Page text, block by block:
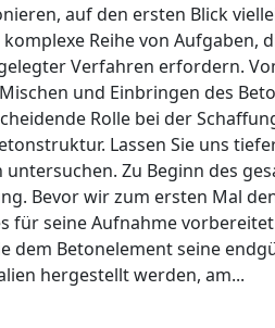
auf den ersten Blick
komplexe Reihe von Aufgaben,
Verfahren erfordern.
und Einbringen des
Rolle bei der
Lassen Sie uns
untersuchen. Zu Beginn des
Bevor wir zum ersten Mal
für seine Aufnahme
dem Betonelement seine
hergestellt werden, am...